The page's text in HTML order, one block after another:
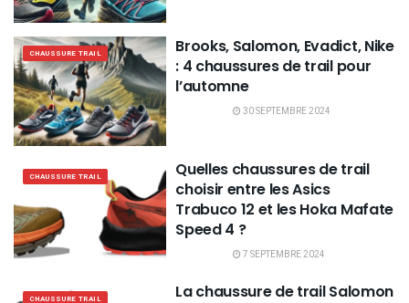
CHAUSSURE TRAIL
Brooks, Salomon, Evadict, Nike
: 4 chaussures de trail pour
l’automne
30 SEPTEMBRE 2024
CHAUSSURE TRAIL
Quelles chaussures de trail
choisir entre les Asics
Trabuco 12 et les Hoka Mafate
Speed 4 ?
7 SEPTEMBRE 2024
CHAUSSURE TRAIL
La chaussure de trail Salomon